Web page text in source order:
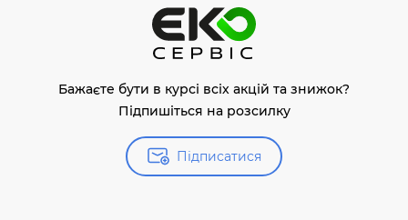
Бажаєте бути в курсі всіх акцій та знижок?
Підпишіться на розсилку
Підписатися